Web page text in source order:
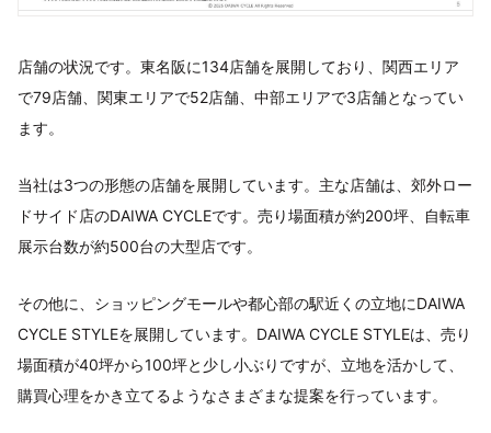
店舗の状況です。東名阪に134店舗を展開しており、関西エリア
で79店舗、関東エリアで52店舗、中部エリアで3店舗となってい
ます。
当社は3つの形態の店舗を展開しています。主な店舗は、郊外ロー
ドサイド店のDAIWA CYCLEです。売り場面積が約200坪、自転車
展示台数が約500台の大型店です。
その他に、ショッピングモールや都心部の駅近くの立地にDAIWA
CYCLE STYLEを展開しています。DAIWA CYCLE STYLEは、売り
場面積が40坪から100坪と少し小ぶりですが、立地を活かして、
購買心理をかき立てるようなさまざまな提案を行っています。